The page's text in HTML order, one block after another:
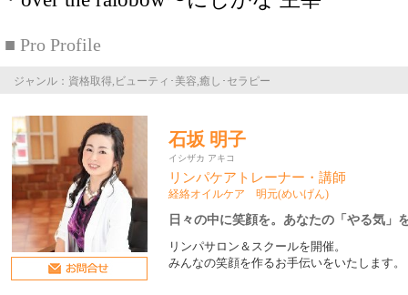
■ Pro Profile
ジャンル：資格取得,ビューティ･美容,癒し･セラピー
石坂 明子
イシザカ アキコ
リンパケアトレーナー・講師
経絡オイルケア 明元(めいげん)
日々の中に笑顔を。あなたの「やる気」
リンパサロン＆スクールを開催。
みんなの笑顔を作るお手伝いをいたします。